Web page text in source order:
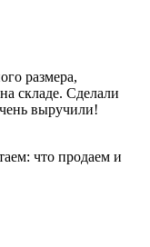
размера,
складе. Сделали
выручили!
что продаем и